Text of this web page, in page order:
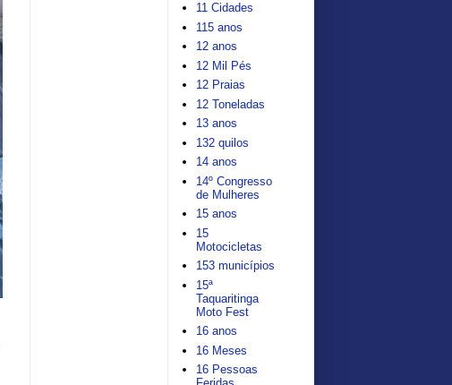
11 Cidades
115 anos
12 anos
12 Mil Pés
12 Praias
12 Toneladas
13 anos
132 quilos
14 anos
14º Congresso
de Mulheres
15 anos
15
Motocicletas
153 municípios
15ª
Taquaritinga
Moto Fest
16 anos
16 Meses
16 Pessoas